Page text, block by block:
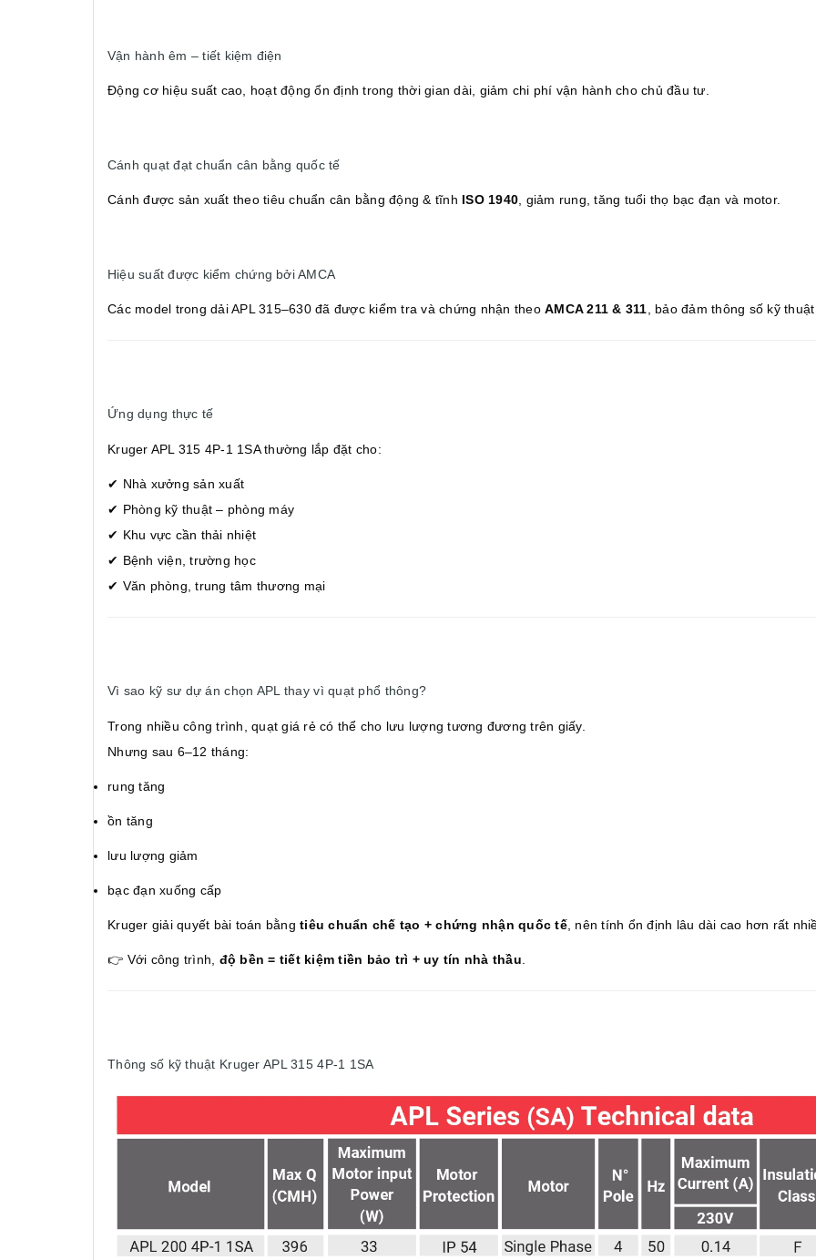
Vận hành êm – tiết kiệm điện
Động cơ hiệu suất cao, hoạt động ổn định trong thời gian dài, giảm chi phí vận hành cho chủ đầu tư.
Cánh quạt đạt chuẩn cân bằng quốc tế
Cánh được sản xuất theo tiêu chuẩn cân bằng động & tĩnh ISO 1940 , giảm rung, tăng tuổi thọ bạc đạn và motor.
Hiệu suất được kiểm chứng bởi AMCA
Các model trong dải APL 315–630 đã được kiểm tra và chứng nhận theo AMCA 211 & 311 , bảo đảm thông số kỹ
Ứng dụng thực tế
Kruger APL 315 4P-1 1SA thường lắp đặt cho:
✔ Nhà xưởng sản xuất
✔ Phòng kỹ thuật – phòng máy
✔ Khu vực cần thải nhiệt
✔ Bệnh viện, trường học
✔ Văn phòng, trung tâm thương mại
Vì sao kỹ sư dự án chọn APL thay vì quạt phổ thông?
Trong nhiều công trình, quạt giá rẻ có thể cho lưu lượng tương đương trên giấy.
Nhưng sau 6–12 tháng:
rung tăng
ồn tăng
lưu lượng giảm
bạc đạn xuống cấp
Kruger giải quyết bài toán bằng tiêu chuẩn chế tạo + chứng nhận quốc tế, nên tính ổn định lâu dài cao hơn rất
👉 Với công trình, độ bền = tiết kiệm tiền bảo trì + uy tín nhà thầu
Thông số kỹ thuật Kruger APL 315 4P-1 1SA